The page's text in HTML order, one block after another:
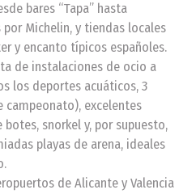
bares “Tapa” hasta
Michelin, y tiendas locales
y encanto típicos españoles.
de instalaciones de ocio a
los deportes acuáticos, 3
campeonato), excelentes
snorkel y, por supuesto,
playas de arena, ideales
de Alicante y Valencia